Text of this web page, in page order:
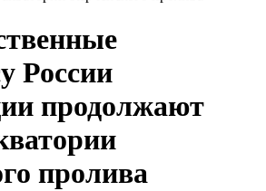
России
продолжают
пролива